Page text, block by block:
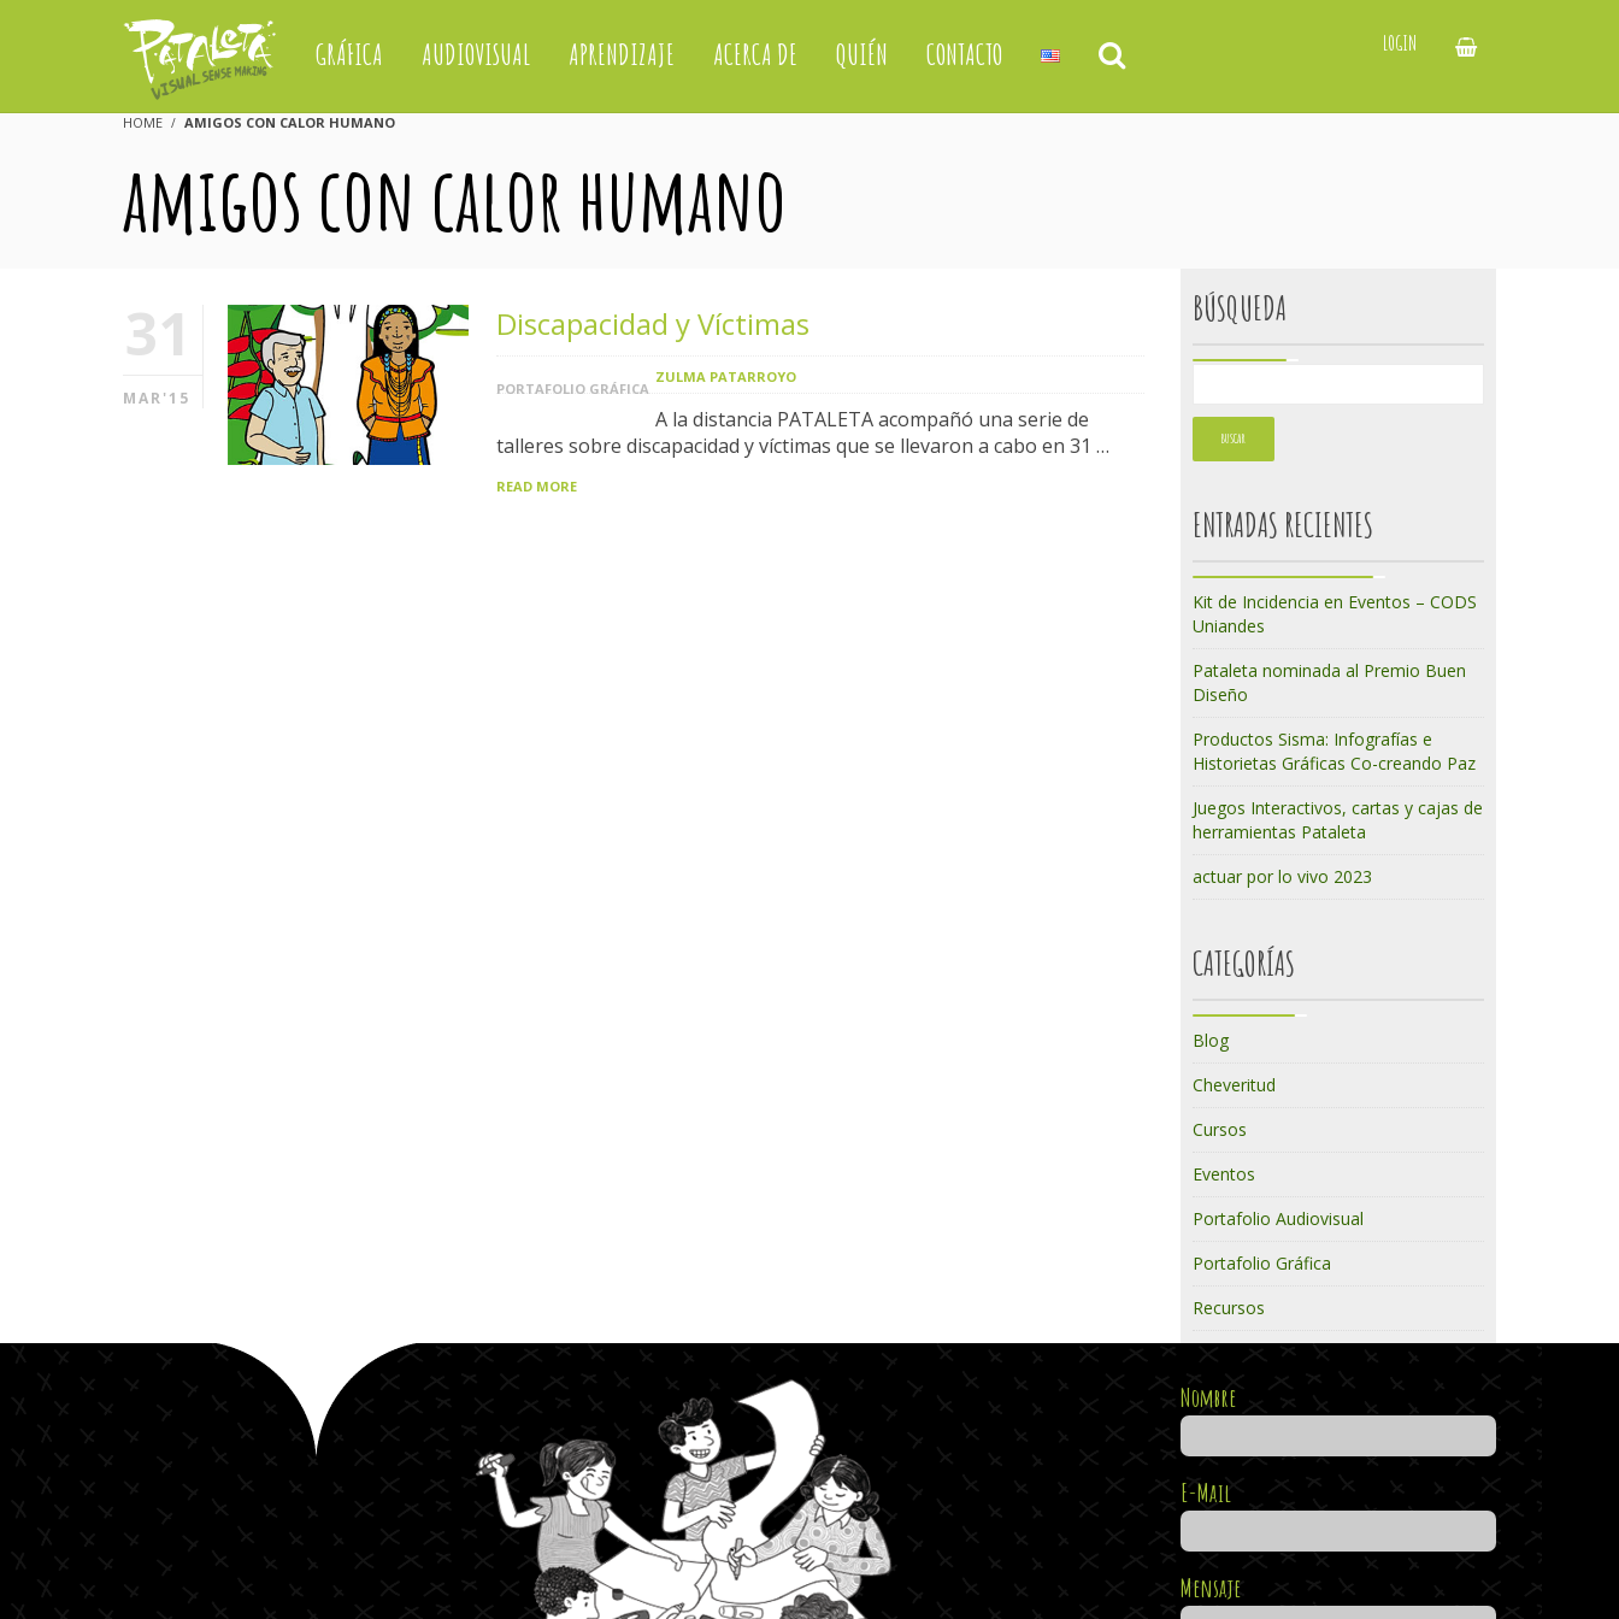
GRÁFICA AUDIOVISUAL APRENDIZAJE ACERCA DE QUIÉN CONTACTO LOGIN
HOME AMIGOS CON CALOR HUMANO
amigos con calor humano
31
MAR'15
Discapacidad y Víctimas
PORTAFOLIO GRÁFICA
ZULMA PATARROYO
A la distancia PATALETA acompañó una serie de
talleres sobre discapacidad y víctimas que se llevaron a cabo en 31 …
READ MORE
BÚSQUEDA
ENTRADAS RECIENTES
Kit de Incidencia en Eventos – CODS
Uniandes
Pataleta nominada al Premio Buen
Diseño
Productos Sisma: Infografías e
Historietas Gráficas Co-creando Paz
Juegos Interactivos, cartas y cajas de
herramientas Pataleta
actuar por lo vivo 2023
CATEGORÍAS
Blog
Cheveritud
Cursos
Eventos
Portafolio Audiovisual
Portafolio Gráfica
Recursos
Nombre
E-Mail
Mensaje